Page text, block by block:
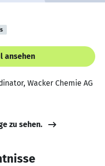
ansehen
Wacker Chemie AG
zu sehen.